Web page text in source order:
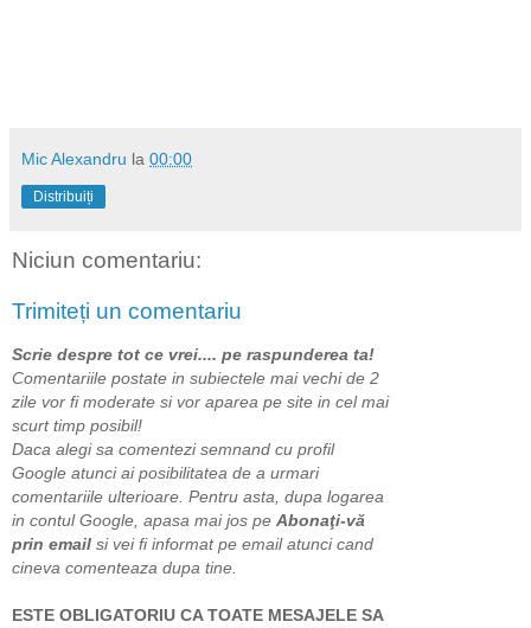
Mic Alexandru la 00:00
Distribuiți
Niciun comentariu:
Trimiteți un comentariu
Scrie despre tot ce vrei.... pe raspunderea ta!
Comentariile postate in subiectele mai vechi de 2
zile vor fi moderate si vor aparea pe site in cel mai
scurt timp posibil!
Daca alegi sa comentezi semnand cu profil
Google atunci ai posibilitatea de a urmari
comentariile ulterioare. Pentru asta, dupa logarea
in contul Google, apasa mai jos pe Abonaţi-vă
prin email si vei fi informat pe email atunci cand
cineva comenteaza dupa tine.
ESTE OBLIGATORIU CA TOATE MESAJELE SA